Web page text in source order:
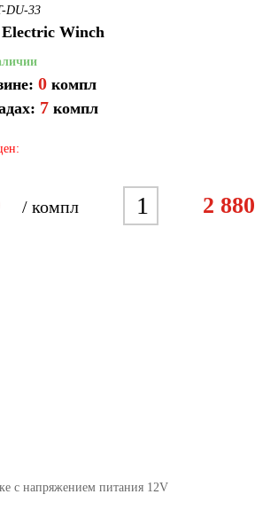
DU-33
Winch
0 компл
7 компл
/ компл
1
9
2 880
с напряжением питания 12V